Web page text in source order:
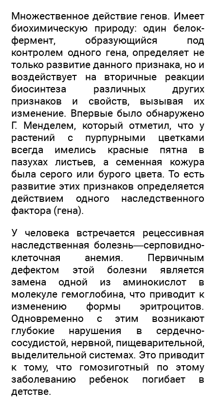
Множественное действие генов. Имеет
биохимическую природу: один белок-
фермент, образующийся под
контролем одного гена, определяет не
только развитие данного признака, но и
воздействует на вторичные реакции
биосинтеза различных других
признаков и свойств, вызывая их
изменение. Впервые было обнаружено
Г. Менделем, который отметил, что у
растений с пурпурными цветками
всегда имелись красные пятна в
пазухах листьев, а семенная кожура
была серого или бурого цвета. То есть
развитие этих признаков определяется
действием одного наследственного
фактора (гена).
У человека встречается рецессивная
наследственная болезнь—серповидно-
клеточная анемия. Первичным
дефектом этой болезни является
замена одной из аминокислот в
молекуле гемоглобина, что приводит к
изменению формы эритроцитов.
Одновременно с этим возникают
глубокие нарушения в сердечно-
сосудистой, нервной, пищеварительной,
выделительной системах. Это приводит
к тому, что гомозиготный по этому
заболеванию ребенок погибает в
детстве.